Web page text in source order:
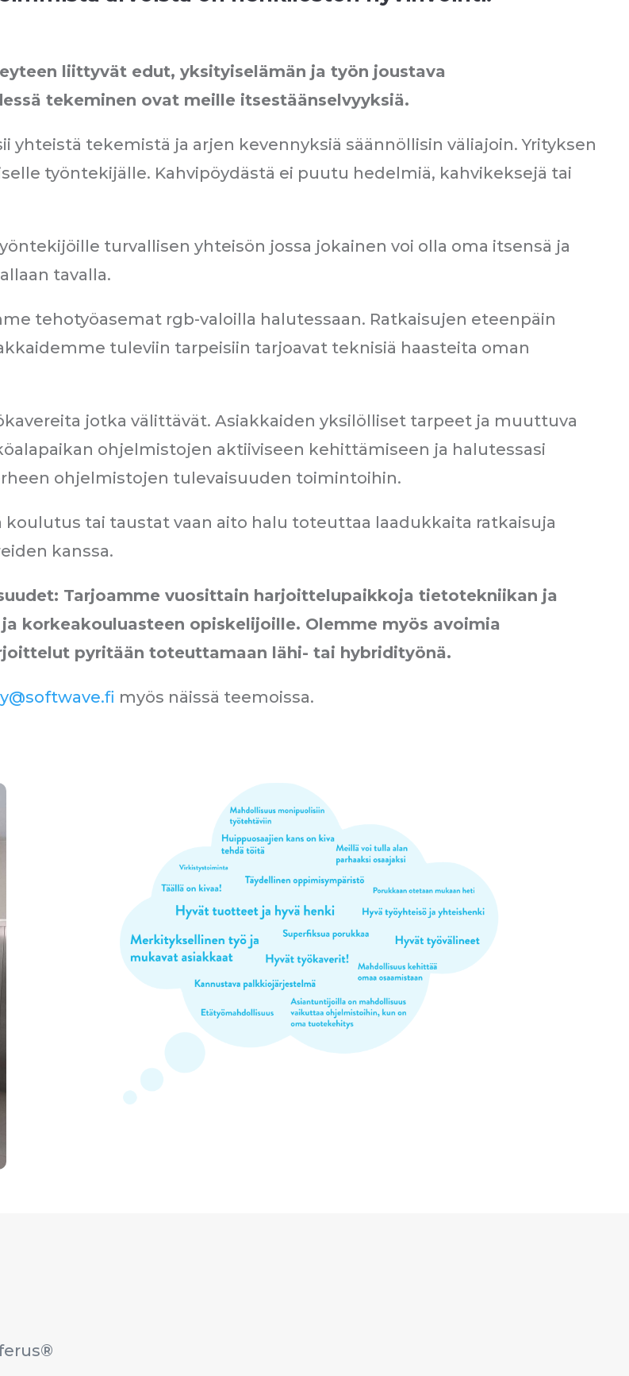
liittyvät edut, yksityiselämän ja työn joustava
tekeminen ovat meille itsestäänselvyyksiä.
tekemistä ja arjen kevennyksiä säännöllisin väliajoin. Yrityksen
työntekijälle. Kahvipöydästä ei puutu hedelmiä, kahvikeksejä tai
turvallisen yhteisön jossa jokainen voi olla oma itsensä ja
tavalla.
tehotyöasemat rgb-valoilla halutessaan. Ratkaisujen eteenpäin
tuleviin tarpeisiin tarjoavat teknisiä haasteita oman
jotka välittävät. Asiakkaiden yksilölliset tarpeet ja muuttuva
ohjelmistojen aktiiviseen kehittämiseen ja halutessasi
ohjelmistojen tulevaisuuden toimintoihin.
koulutus tai taustat vaan aito halu toteuttaa laadukkaita ratkaisuja
kanssa.
Tarjoamme vuosittain harjoittelupaikkoja tietotekniikan ja
korkeakouluasteen opiskelijoille. Olemme myös avoimia
pyritään toteuttamaan lähi- tai hybridityönä.
myös näissä teemoissa.